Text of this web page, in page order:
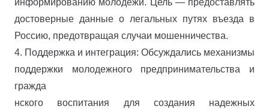
информированию молодежи. Цель — предоставлять
достоверные данные о легальных путях въезда в
Россию, предотвращая случаи мошенничества.
4. Поддержка и интеграция: Обсуждались механизмы
поддержки молодежного предпринимательства и
гражда
нского воспитания для создания надежных